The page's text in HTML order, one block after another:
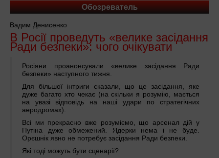
Обозреватель
Вадим Денисенко
В Росії проведуть «велике засідання
Ради безпеки»: чого очікувати
Росіяни проанонсували «велике засідання Ради
безпеки» наступного тижня.
Для більшої інтриги сказали, що це засідання, яке
дуже багато хто чекає (на скільки я розумію, мається
на увазі відповідь на наші удари по стратегічних
аеродромах).
Всі ми прекрасно вже розуміємо, що арсенал дій у
Путіна дуже обмежений. Ядерки нема і не буде.
Орєшнік явно не потребує засідання Ради безпеки.
Які тоді можуть бути сценарії?